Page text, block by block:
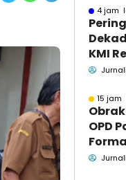
4 jam
KMI
15 jam
OPD